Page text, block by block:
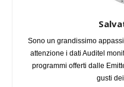
Sono un grandissimo
attenzione i dati Auditel
programmi offerti dalle
gusti